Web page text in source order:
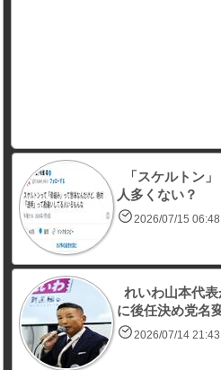
「スケルトン
人多くない？
2026/07/15
れいわ山本代
に後任決め党名
2026/07/14